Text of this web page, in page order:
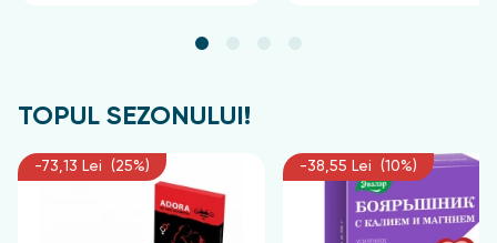
TOPUL SEZONULUI!
-73,13 Lei (25%) -38,55 Lei (10%)